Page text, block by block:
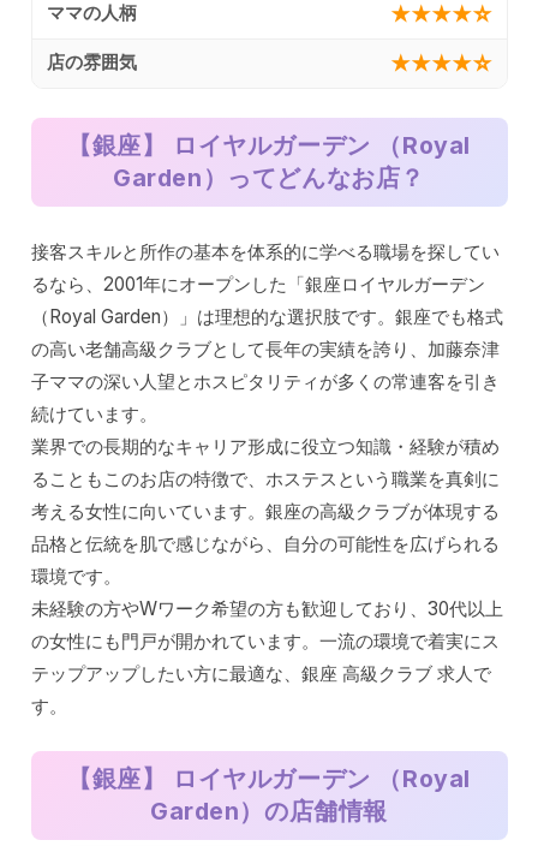
ママの人柄 ★★★★☆
店の雰囲気 ★★★★☆
【銀座】 ロイヤルガーデン （Royal
Garden）
ってどんなお店？
接客スキルと所作の基本を体系的に学べる職場を探してい
るなら、2001年にオープンした「銀座ロイヤルガーデン
（Royal Garden）」は理想的な選択肢です。銀座でも格式
の高い老舗高級クラブとして長年の実績を誇り、加藤奈津
子ママの深い人望とホスピタリティが多くの常連客を引き
続けています。
業界での長期的なキャリア形成に役立つ知識・経験が積め
ることもこのお店の特徴で、ホステスという職業を真剣に
考える女性に向いています。銀座の高級クラブが体現する
品格と伝統を肌で感じながら、自分の可能性を広げられる
環境です。
未経験の方やWワーク希望の方も歓迎しており、30代以上
の女性にも門戸が開かれています。一流の環境で着実にス
テップアップしたい方に最適な、銀座 高級クラブ 求人で
す。
【銀座】 ロイヤルガーデン （Royal
Garden） の店舗情報